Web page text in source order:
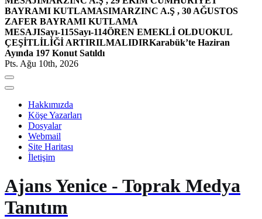
BAYRAMI KUTLAMASIMARZINC A.Ş , 30 AĞUSTOS
ZAFER BAYRAMI KUTLAMA
MESAJISayı-115Sayı-114ÖREN EMEKLİ OLDUOKUL
ÇEŞİTLİLİĞİ ARTIRILMALIDIRKarabük’te Haziran
Ayında 197 Konut Satıldı
Pts. Ağu 10th, 2026
Hakkımızda
Köşe Yazarları
Dosyalar
Webmail
Site Haritası
İletişim
Ajans Yenice - Toprak Medya
Tanıtım